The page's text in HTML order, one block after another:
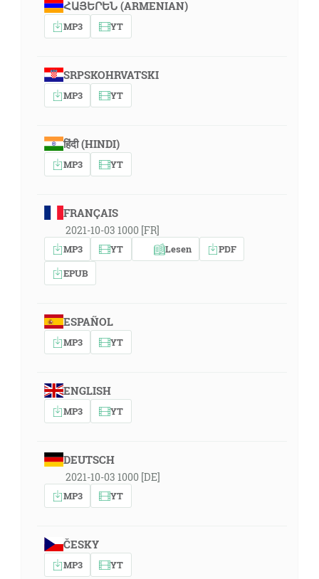
ՀԱՅԵՐԵՆ (ARMENIAN)
MP3 YT
SRPSKOHRVATSKI
MP3 YT
हिंदी (HINDI)
MP3 YT
FRANÇAIS
2021-10-03 1000 [FR]
MP3 YT Lesen
PDF
EPUB
ESPAÑOL
MP3 YT
ENGLISH
MP3 YT
DEUTSCH
2021-10-03 1000 [DE]
MP3 YT
ČESKY
MP3 YT